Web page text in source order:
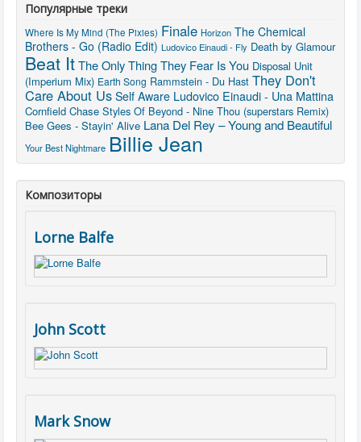
Популярные треки
Where Is My Mind (The Pixies) Finale Horizon The Chemical
Brothers - Go (Radio Edit) Ludovico Einaudi - Fly Death by Glamour
Beat ItThe Only Thing They Fear Is You Disposal Unit
(Imperium Mix) Earth Song Rammstein - Du Hast They Don't
Care About Us Self Aware Ludovico Einaudi - Una Mattina
Cornfield Chase Styles Of Beyond - Nine Thou (superstars Remix)
Bee Gees - Stayin' Alive Lana Del Rey – Young and Beautiful
Your Best Nightmare Billie Jean
Композиторы
Lorne Balfe
John Scott
Mark Snow